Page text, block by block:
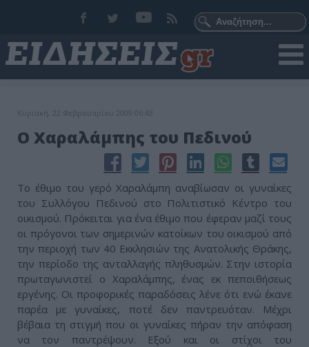
Κυριακή, 22 Φεβρουαρίου 2009 06:43
Ο Χαραλάμπης του Πεδινού
Το έθιμο του γερό Χαραλάμπη αναβίωσαν οι γυναίκες
του Συλλόγου Πεδινού στο Πολιτιστικό Κέντρο του
οικισμού. Πρόκειται για ένα έθιμο που έφεραν μαζί τους
οι πρόγονοι των σημερινών κατοίκων του οικισμού από
την περιοχή των 40 Εκκλησιών της Ανατολικής Θράκης,
την περίοδο της ανταλλαγής πληθυσμών. Στην ιστορία
πρωταγωνιστεί ο Χαραλάμπης, ένας εκ πεποιθήσεως
εργένης. Οι προφορικές παραδόσεις λένε ότι ενώ έκανε
παρέα με γυναίκες, ποτέ δεν παντρευόταν. Μέχρι
βέβαια τη στιγμή που οι γυναίκες πήραν την απόφαση
να τον παντρέψουν. Εξού και οι στίχοι του